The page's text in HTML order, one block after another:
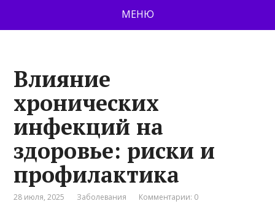
МЕНЮ
Влияние
хронических
инфекций на
здоровье: риски и
профилактика
28 июля, 2025 Заболевания Комментарии: 0